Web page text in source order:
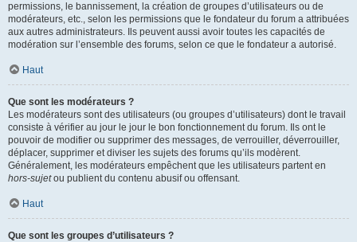
permissions, le bannissement, la création de groupes d’utilisateurs ou de
modérateurs, etc., selon les permissions que le fondateur du forum a attribuées
aux autres administrateurs. Ils peuvent aussi avoir toutes les capacités de
modération sur l’ensemble des forums, selon ce que le fondateur a autorisé.
Haut
Que sont les modérateurs ?
Les modérateurs sont des utilisateurs (ou groupes d’utilisateurs) dont le travail
consiste à vérifier au jour le jour le bon fonctionnement du forum. Ils ont le
pouvoir de modifier ou supprimer des messages, de verrouiller, déverrouiller,
déplacer, supprimer et diviser les sujets des forums qu’ils modèrent.
Généralement, les modérateurs empêchent que les utilisateurs partent en
hors-sujetou publient du contenu abusif ou offensant.
Haut
Que sont les groupes d’utilisateurs ?